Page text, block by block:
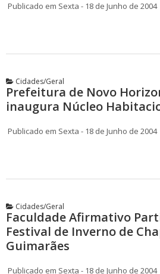
Publicado em Sexta - 18 de Junho de 2004
Cidades/Geral
Prefeitura de Novo
inaugura Núcleo
Publicado em Sexta - 18 de Junho de 2004
Cidades/Geral
Faculdade Afirmativo
Festival de Inverno de
Guimarães
Publicado em Sexta - 18 de Junho de 2004